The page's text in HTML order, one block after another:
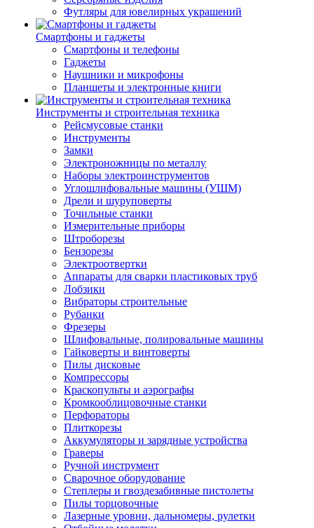
Футляры для ювелирных украшений
Смартфоны и гаджеты
Смартфоны и телефоны
Гаджеты
Наушники и микрофоны
Планшеты и электронные книги
Инструменты и строительная техника
Рейсмусовые станки
Инструменты
Замки
Электроножницы по металлу
Наборы электроинструментов
Углошлифовальные машины (УШМ)
Дрели и шуруповерты
Точильные станки
Измерительные приборы
Штроборезы
Бензорезы
Электроотвертки
Аппараты для сварки пластиковых труб
Лобзики
Вибраторы строительные
Рубанки
Фрезеры
Шлифовальные, полировальные машины
Гайковерты и винтоверты
Пилы дисковые
Компрессоры
Краскопульты и аэрографы
Кромкооблицовочные станки
Перфораторы
Плиткорезы
Аккумуляторы и зарядные устройства
Граверы
Ручной инструмент
Сварочное оборудование
Степлеры и гвоздезабивные пистолеты
Пилы торцовочные
Лазерные уровни, дальномеры, рулетки